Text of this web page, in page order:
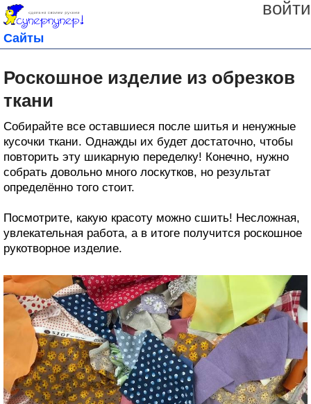
войти
Сайты
Роскошное изделие из обрезков
ткани
Собирайте все оставшиеся после шитья и ненужные
кусочки ткани. Однажды их будет достаточно, чтобы
повторить эту шикарную переделку! Конечно, нужно
собрать довольно много лоскутков, но результат
определённо того стоит.
Посмотрите, какую красоту можно сшить! Несложная,
увлекательная работа, а в итоге получится роскошное
рукотворное изделие.